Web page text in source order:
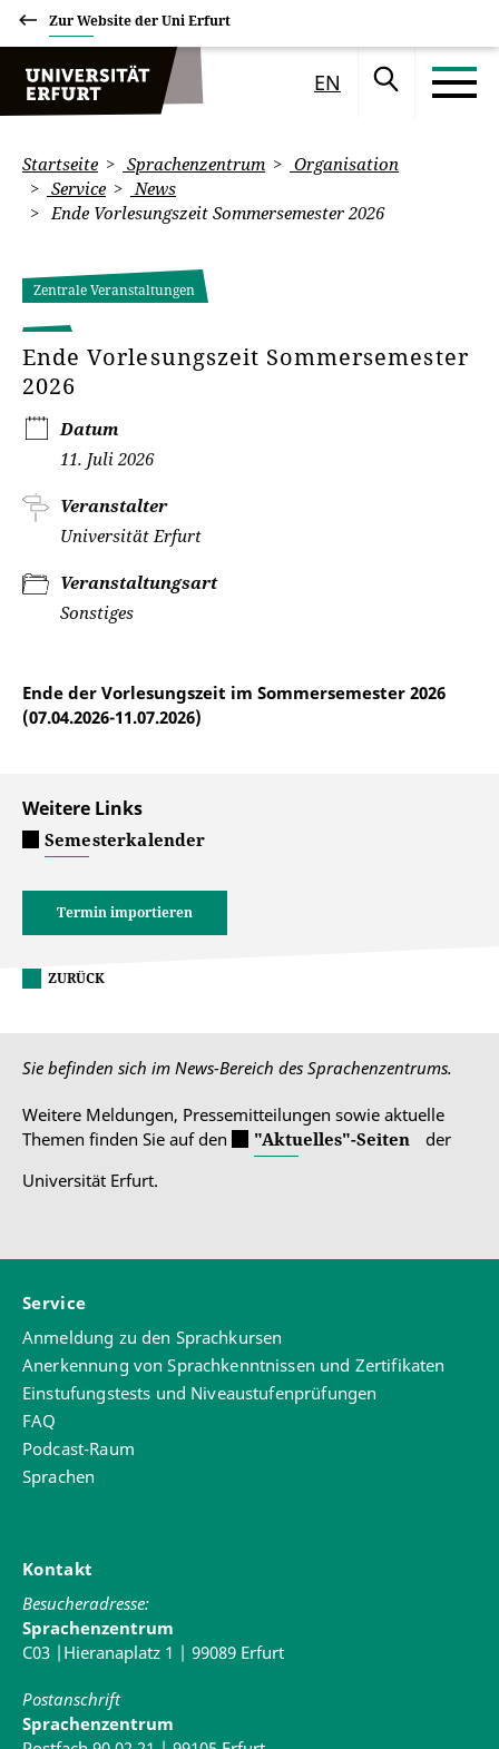
Zur Website der Uni Erfurt
EN
Startseite Sprachenzentrum
Organisation
Service
News
Ende Vorlesungszeit Sommersemester 2026
Zentrale Veranstaltungen
Ende Vorlesungszeit Sommersemester
2026
Datum
11. Juli 2026
Veranstalter
Universität Erfurt
Veranstaltungsart
Sonstiges
Ende der Vorlesungszeit im Sommersemester 2026
(07.04.2026-11.07.2026)
Weitere Links
Semesterkalender
Termin importieren
ZURÜCK
Sie befinden sich im News-Bereich des Sprachenzentrums.
Weitere Meldungen, Pressemitteilungen sowie aktuelle
Themen finden Sie auf den
"Aktuelles"-Seiten
der
Universität Erfurt.
Service
Anmeldung zu den Sprachkursen
Anerkennung von Sprachkenntnissen und Zertifikaten
Einstufungstests und Niveaustufenprüfungen
FAQ
Podcast-Raum
Sprachen
Kontakt
Besucheradresse:
Sprachenzentrum
C03 |Hieranaplatz 1 | 99089 Erfurt
Postanschrift
Sprachenzentrum